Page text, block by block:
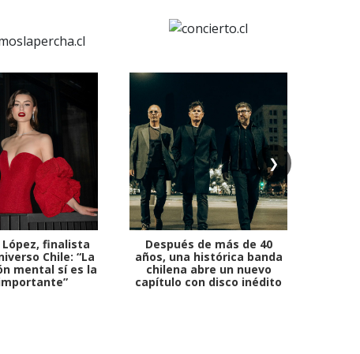
❯
López, finalista
Chile: “La
mental sí es la
Después de más de 40
años, una histórica banda
chilena abre un nuevo
capítulo con disco inédito